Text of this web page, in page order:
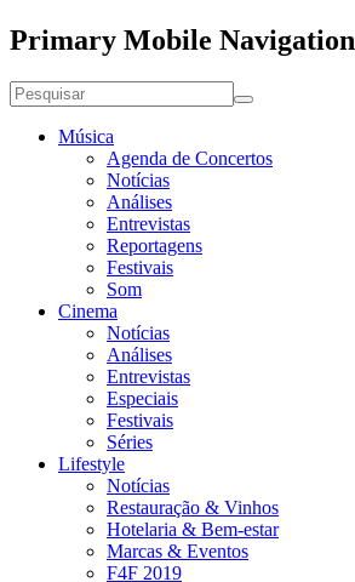
Primary Mobile Navigation
Música
Agenda de Concertos
Notícias
Análises
Entrevistas
Reportagens
Festivais
Som
Cinema
Notícias
Análises
Entrevistas
Especiais
Festivais
Séries
Lifestyle
Notícias
Restauração & Vinhos
Hotelaria & Bem-estar
Marcas & Eventos
F4F 2019